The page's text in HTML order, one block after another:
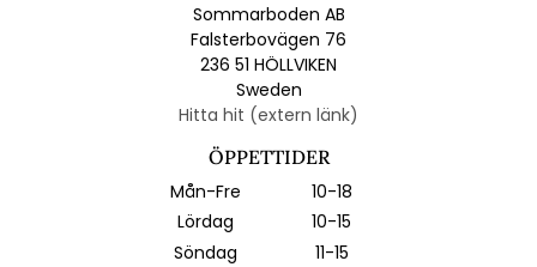
Sommarboden AB
Falsterbovägen 76
236 51 HÖLLVIKEN
Sweden
Hitta hit (extern länk)
ÖPPETTIDER
Mån-Fre
10-18
Lördag
10-15
Söndag
11-15